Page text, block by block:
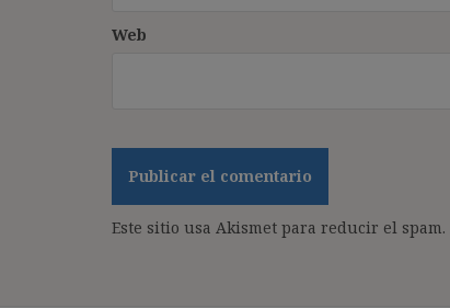
Web
Este sitio usa Akismet para reducir el spam.